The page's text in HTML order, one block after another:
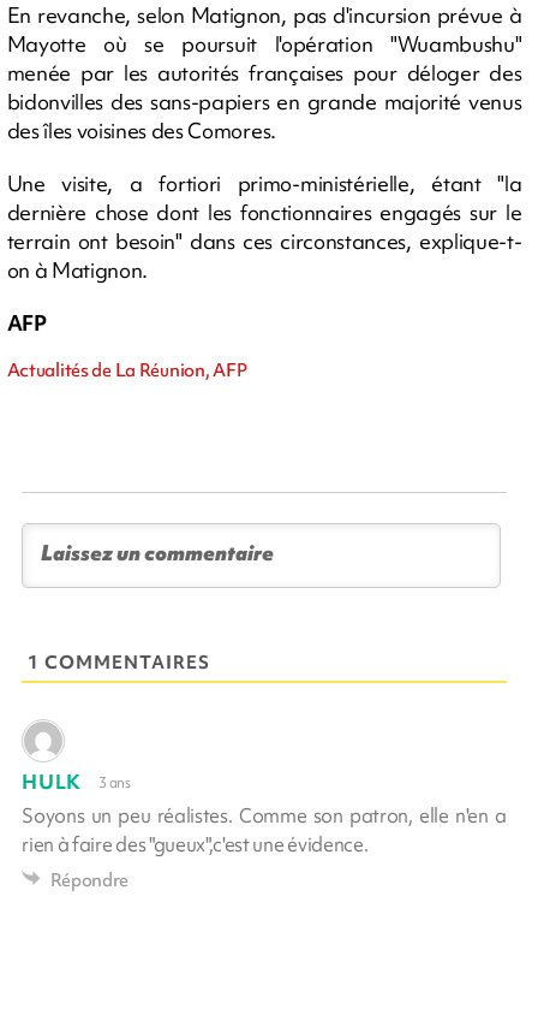
En revanche, selon Matignon, pas d'incursion prévue à
Mayotte où se poursuit l'opération "Wuambushu"
menée par les autorités françaises pour déloger des
bidonvilles des sans-papiers en grande majorité venus
des îles voisines des Comores.
Une visite, a fortiori primo-ministérielle, étant "la
dernière chose dont les fonctionnaires engagés sur le
terrain ont besoin" dans ces circonstances, explique-t-
on à Matignon.
AFP
Actualités de La Réunion, AFP
1 COMMENTAIRES
HULK 3 ans
Soyons un peu réalistes. Comme son patron, elle n'en a
rien à faire des "gueux",c'est une évidence.
Répondre